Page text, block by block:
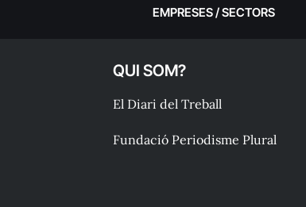
EMPRESES / SECTORS
QUI SOM?
El Diari del Treball
Fundació Periodisme Plural